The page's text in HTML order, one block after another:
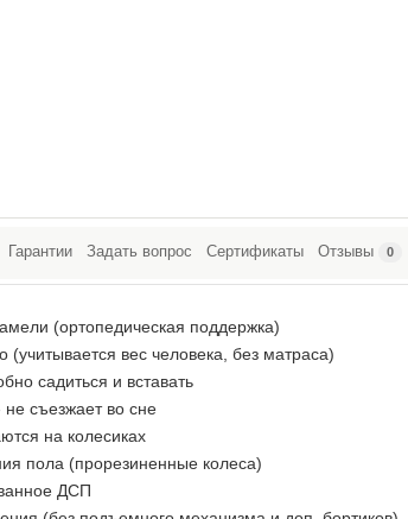
Гарантии Задать вопрос Сертификаты Отзывы 0
(ортопедическая поддержка)
(учитывается вес человека, без матраса)
садиться и вставать
съезжает во сне
на колесиках
пола (прорезиненные колеса)
ДСП